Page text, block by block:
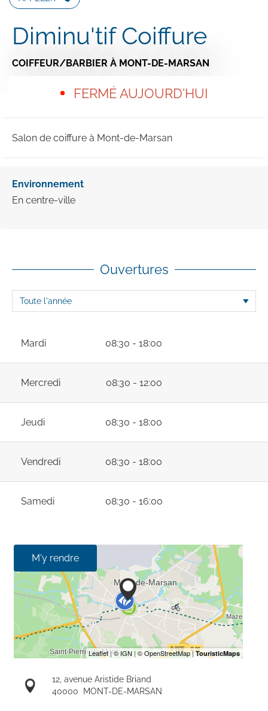
Diminu'tif Coiffure
COIFFEUR/BARBIER À MONT-DE-MARSAN
FERMÉ AUJOURD'HUI
Salon de coiffure à Mont-de-Marsan
Environnement
En centre-ville
Ouvertures
Mardi 08:30 - 18:00
Mercredi 08:30 - 12:00
Jeudi 08:30 - 18:00
Vendredi 08:30 - 18:00
Samedi 08:30 - 16:00
M'y rendre
12, avenue Aristide Briand
40000 MONT-DE-MARSAN